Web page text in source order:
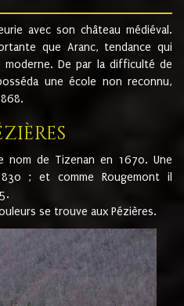
avec son château médiéval.
que Aranc, tendance qui
moderne. De par la difficulté de
une école non reconnu,
nom de Tizenan en 1670. Une
; et comme Rougemont il
se trouve aux Pézières.